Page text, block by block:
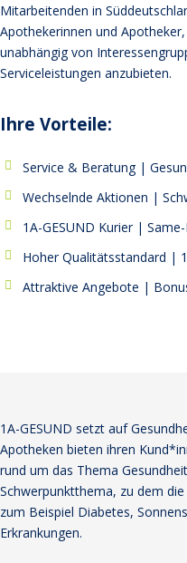
Mitarbeitenden in
Apothekerinnen und
unabhängig von
Serviceleistungen anzubieten.
Ihre Vorteile:
Service & Beratung |
Wechselnde Aktionen |
1A-GESUND Kurier |
Hoher Qualitätsstandard |
Attraktive Angebote |
1A-GESUND setzt auf
Apotheken bieten ihren
rund um das Thema
Schwerpunktthema, zu dem
zum Beispiel Diabetes,
Erkrankungen.